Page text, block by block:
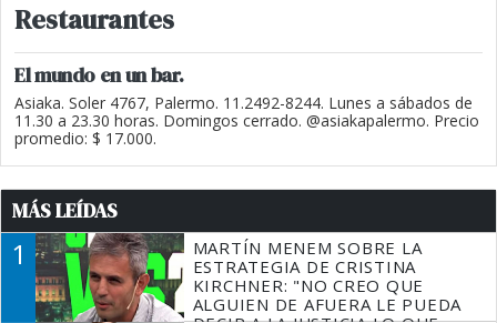
Restaurantes
El mundo en un bar.
Asiaka. Soler 4767, Palermo. 11.2492-8244. Lunes a sábados de
11.30 a 23.30 horas. Domingos cerrado. @asiakapalermo. Precio
promedio: $ 17.000.
MÁS LEÍDAS
1
MARTÍN MENEM SOBRE LA
ESTRATEGIA DE CRISTINA
KIRCHNER: "NO CREO QUE
ALGUIEN DE AFUERA LE PUEDA